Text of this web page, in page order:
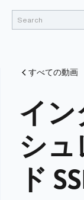
すべての動画
イ
シ
ド